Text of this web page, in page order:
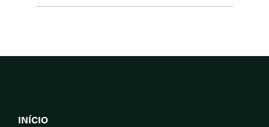
INÍCIO